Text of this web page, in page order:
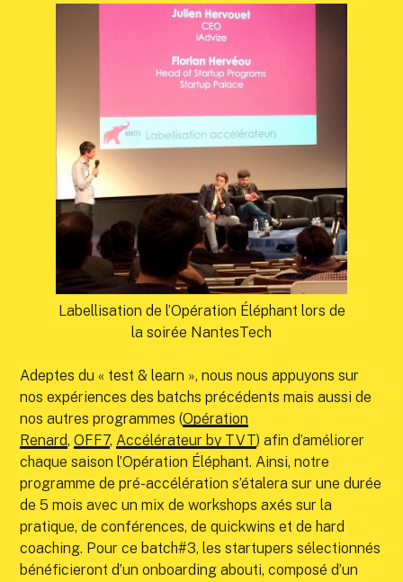
Labellisation de l’Opération Éléphant lors de
la soirée NantesTech
Adeptes du « test & learn », nous nous appuyons sur
nos expériences des batchs précédents mais aussi de
nos autres programmes (Opération
Renard,OFF7,Accélérateur by TVT) afin d’améliorer
chaque saison l’Opération Éléphant. Ainsi, notre
programme de pré-accélération s’étalera sur une durée
de 5 mois avec un mix de workshops axés sur la
pratique, de conférences, de quickwins et de hard
coaching. Pour ce batch#3, les startupers sélectionnés
bénéficieront d’un onboarding abouti, composé d’un